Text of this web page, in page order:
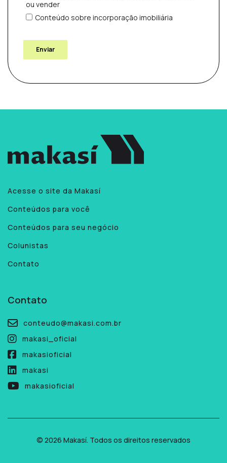
Acesse o site da Makasí
Conteúdos para você
Conteúdos para seu negócio
Colunistas
Contato
Contato
conteudo@makasi.com.br
makasi_oficial
makasioficial
makasi
makasioficial
© 2026 Makasí. Todos os direitos reservados